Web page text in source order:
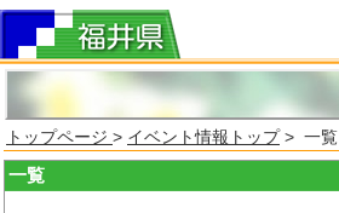
トップページ > イベント情報トップ> 一覧
一覧